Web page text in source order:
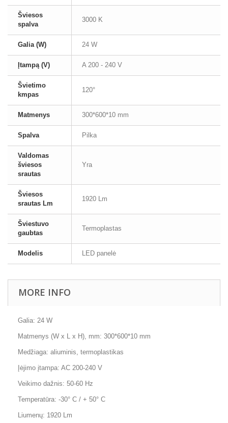
Šviesos
spalva
3000 K
Galia (W) 24 W
Įtampą (V) A 200 - 240 V
Švietimo
kmpas
120°
Matmenys 300*600*10 mm
Spalva Pilka
Valdomas
šviesos
srautas
Yra
Šviesos
srautas Lm
1920 Lm
Šviestuvo
gaubtas
Termoplastas
Modelis LED panelė
MORE INFO
Galia: 24 W
Matmenys (W x L x H), mm: 300*600*10 mm
Medžiaga: aliuminis, termoplastikas
Įėjimo įtampa: AC 200-240 V
Veikimo dažnis: 50-60 Hz
Temperatūra: -30° C / + 50° C
Liumenų: 1920 Lm